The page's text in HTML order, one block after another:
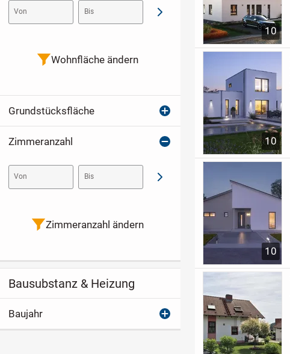
10
10
10
Von Bis Abschicken
Wohnfläche ändern
Grundstücksfläche
Zimmeranzahl
Von Bis Abschicken
Zimmeranzahl ändern
Bausubstanz & Heizung
Baujahr